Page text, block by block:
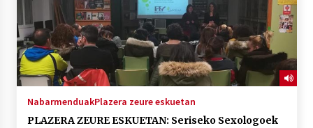
NabarmenduakPlazera zeure eskuetan
PLAZERA ZEURE ESKUETAN: Seriseko Sexologoek